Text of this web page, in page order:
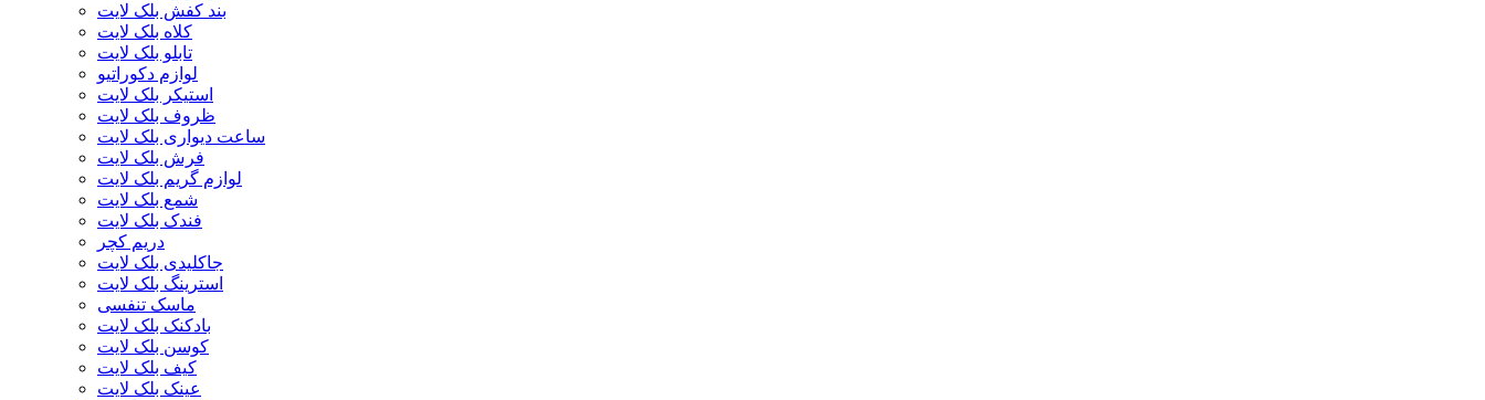
بند کفش بلک لایت
کلاه بلک لایت
تابلو بلک لایت
لوازم دکوراتیو
استیکر بلک لایت
ظروف بلک لایت
ساعت دیواری بلک لایت
فرش بلک لایت
لوازم گریم بلک لایت
شمع بلک لایت
فندک بلک لایت
دریم کچر
جاکلیدی بلک لایت
استرینگ بلک لایت
ماسک تنفسی
بادکنک بلک لایت
کوسن بلک لایت
کیف بلک لایت
عینک بلک لایت